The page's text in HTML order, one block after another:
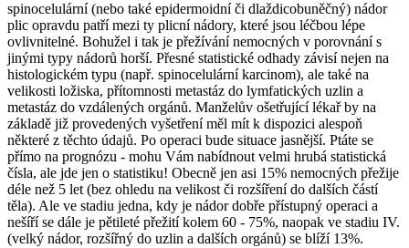
spinocelulární (nebo také epidermoidní či dlaždicobuněčný) nádor
plic opravdu patří mezi ty plicní nádory, které jsou léčbou lépe
ovlivnitelné. Bohužel i tak je přežívání nemocných v porovnání s
jinými typy nádorů horší. Přesné statistické odhady závisí nejen na
histologickém typu (např. spinocelulární karcinom), ale také na
velikosti ložiska, přítomnosti metastáz do lymfatických uzlin a
metastáz do vzdálených orgánů. Manželův ošetřující lékař by na
základě již provedených vyšetření měl mít k dispozici alespoň
některé z těchto údajů. Po operaci bude situace jasnější. Ptáte se
přímo na prognózu - mohu Vám nabídnout velmi hrubá statistická
čísla, ale jde jen o statistiku! Obecně jen asi 15% nemocných přežije
déle než 5 let (bez ohledu na velikost či rozšíření do dalších částí
těla). Ale ve stadiu jedna, kdy je nádor dobře přístupný operaci a
nešíří se dále je pětileté přežití kolem 60 - 75%, naopak ve stadiu IV.
(velký nádor, rozšířný do uzlin a dalších orgánů) se blíží 13%.